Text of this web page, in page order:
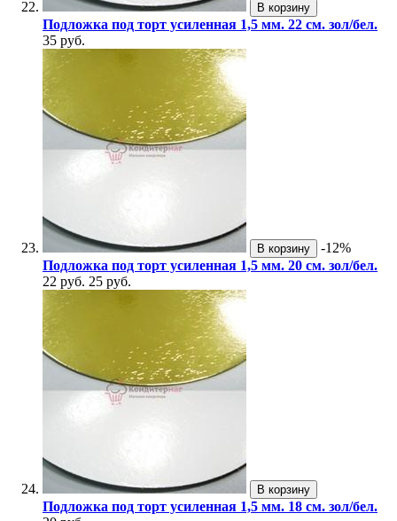
В корзину
Подложка под торт усиленная 1,5 мм. 22 см. зол/бел.
35 руб.
В корзину
-12%
Подложка под торт усиленная 1,5 мм. 20 см. зол/бел.
22 руб. 25 руб.
В корзину
Подложка под торт усиленная 1,5 мм. 18 см. зол/бел.